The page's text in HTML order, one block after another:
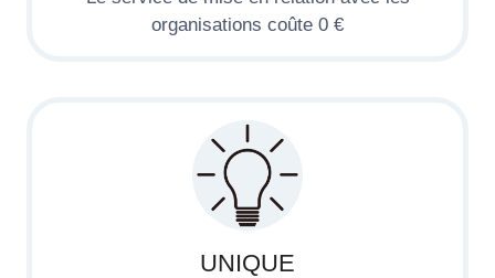
organisations coûte 0 €
UNIQUE